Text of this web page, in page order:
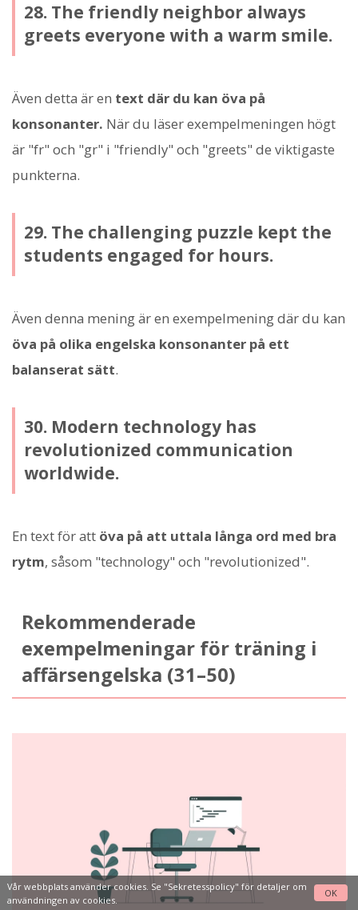
28. The friendly neighbor always
greets everyone with a warm smile.
Även detta är en text där du kan öva på
konsonanter. När du läser exempelmeningen högt
är "fr" och "gr" i "friendly" och "greets" de viktigaste
punkterna.
29. The challenging puzzle kept the
students engaged for hours.
Även denna mening är en exempelmening där du kan
öva på olika engelska konsonanter på ett
balanserat sätt.
30. Modern technology has
revolutionized communication
worldwide.
En text för att öva på att uttala långa ord med bra
rytm, såsom "technology" och "revolutionized".
Rekommenderade
exempelmeningar för träning i
affärsengelska (31–50)
Vår webbplats använder cookies. Se "Sekretesspolicy" för detaljer om
användningen av cookies.
OK